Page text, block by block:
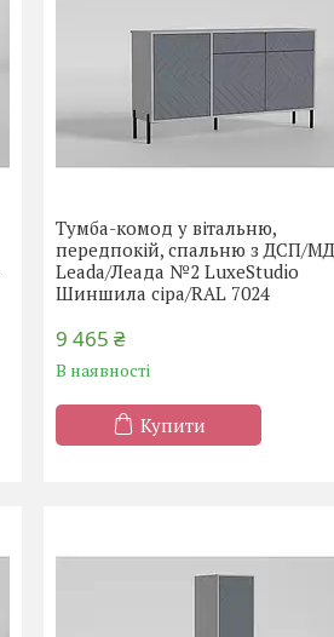
Тумба-комод у вітальню,
передпокій, спальню з ДСП/
Leada/Леада №2 LuxeStudio
Шиншила сіра/RAL 7024
9 465 ₴
В наявності
Купити